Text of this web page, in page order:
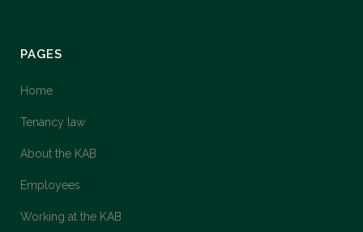
PAGES
Home
Tenancy law
About the KAB
Employees
Working at the KAB